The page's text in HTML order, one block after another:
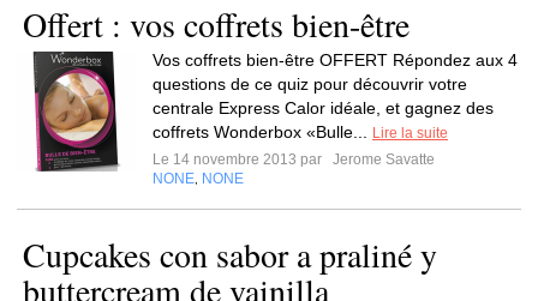
Offert : vos coffrets bien-être
Vos coffrets bien-être OFFERT Répondez aux 4
questions de ce quiz pour découvrir votre
centrale Express Calor idéale, et gagnez des
coffrets Wonderbox «Bulle...
Lire la suite
Le 14 novembre 2013 par
Jerome Savatte
NONE NONE
Cupcakes con sabor a praliné y
buttercream de vainilla